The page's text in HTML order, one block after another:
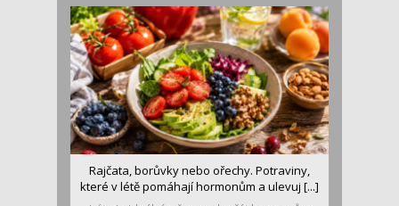
Rajčata, borůvky nebo ořechy. Potraviny,
které v létě pomáhají hormonům a ulevuj [...]